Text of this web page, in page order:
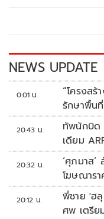
k k
NEWS UPDATE
0:01 น.
“โครงสร้างเ
รักษาพื้น
20:43 น.
ทัพนักบิด
เดียม
20:32 น.
‘ศุภมาส’
โฆษณาร
20:12 น.
พี่ชาย 'ฮ
ศพ เตรีย